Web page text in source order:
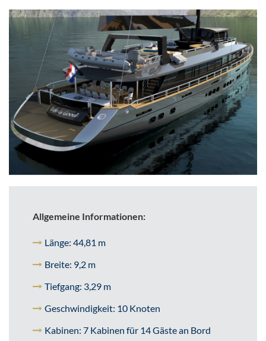
Allgemeine Informationen:
Länge: 44,81 m
Breite: 9,2 m
Tiefgang: 3,29 m
Geschwindigkeit: 10 Knoten
Kabinen: 7 Kabinen für 14 Gäste an Bord